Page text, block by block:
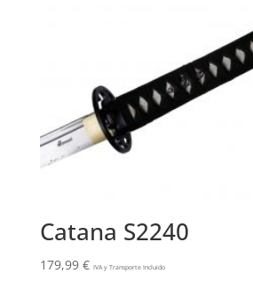
Catana S2240
179,99 € IVA y Transporte Incluido